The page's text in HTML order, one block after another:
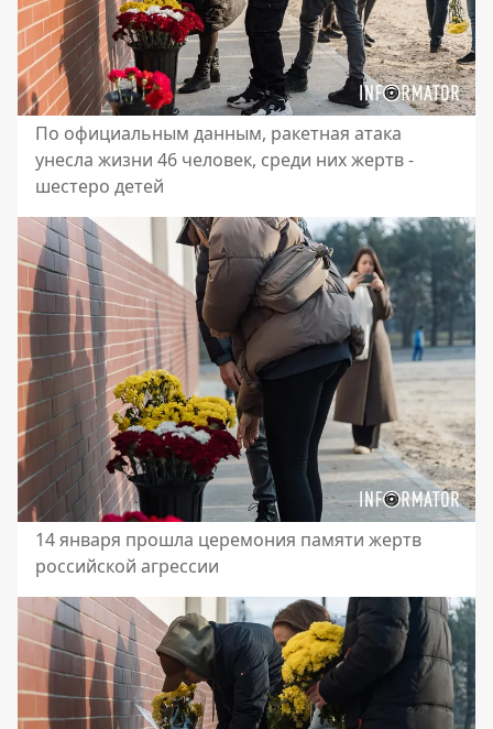
По официальным данным, ракетная атака
унесла жизни 46 человек, среди них жертв -
шестеро детей
14 января прошла церемония памяти жертв
российской агрессии